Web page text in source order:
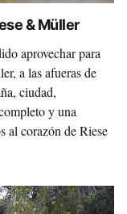
& Müller
aprovechar para
a las afueras de
ciudad,
y una
al corazón de Riese